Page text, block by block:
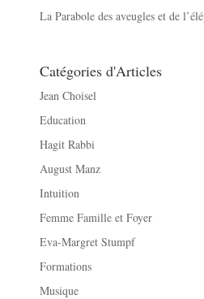
La Parabole des aveugles et de
Catégories d'Articles
Jean Choisel
Education
Hagit Rabbi
August Manz
Intuition
Femme Famille et Foyer
Eva-Margret Stumpf
Formations
Musique